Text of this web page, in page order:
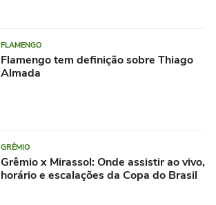
FLAMENGO
Flamengo tem definição sobre Thiago
Almada
GRÊMIO
Grêmio x Mirassol: Onde assistir ao vivo,
horário e escalações da Copa do Brasil